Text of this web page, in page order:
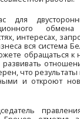
и
что
по
двух стран –